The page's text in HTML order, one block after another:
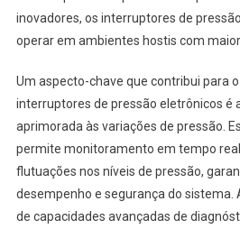
inovadores, os interruptores de
operar em ambientes hostis com
Um aspecto-chave que contribui para
interruptores de pressão eletrônicos é
aprimorada às variações de pressão.
permite monitoramento em tempo
flutuações nos níveis de pressão,
desempenho e segurança do sistema.
de capacidades avançadas de